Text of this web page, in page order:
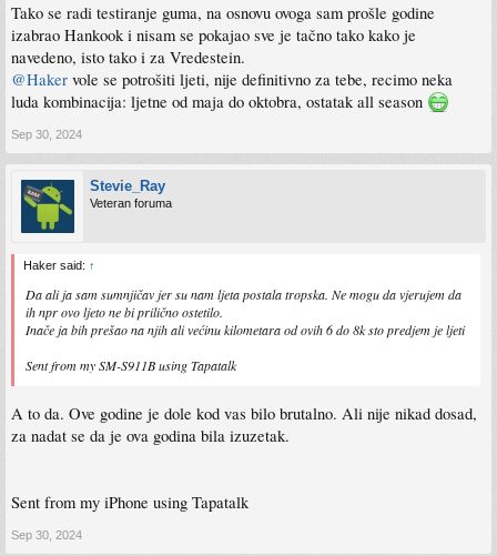
Tako se radi testiranje guma, na osnovu ovoga sam prošle godine
izabrao Hankook i nisam se pokajao sve je tačno tako kako je
navedeno, isto tako i za Vredestein.
@Haker vole se potrošiti ljeti, nije definitivno za tebe, recimo neka
luda kombinacija: ljetne od maja do oktobra, ostatak all season
Sep 30, 2024
Stevie_Ray
Veteran foruma
Haker said: ↑
Da ali ja sam sumnjičav jer su nam ljeta postala tropska. Ne mogu da vjerujem da
ih npr ovo ljeto ne bi prilično ostetilo.
Inače ja bih prešao na njih ali većinu kilometara od ovih 6 do 8k sto predjem je ljeti
Sent from my SM-S911B using Tapatalk
A to da. Ove godine je dole kod vas bilo brutalno. Ali nije nikad dosad,
za nadat se da je ova godina bila izuzetak.
Sent from my iPhone using Tapatalk
Sep 30, 2024